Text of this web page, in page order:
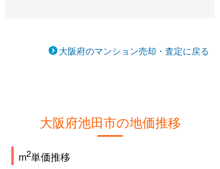
大阪府のマンション売却・査定に戻る
大阪府池田市の地価推移
m2単価推移